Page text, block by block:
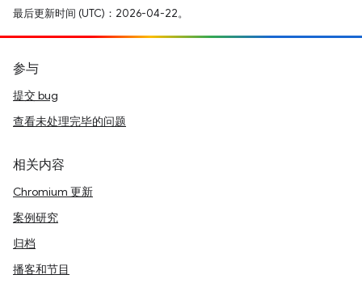
最后更新时间 (UTC)：2026-04-22。
参与
提交 bug
查看未处理完毕的问题
相关内容
Chromium 更新
案例研究
归档
播客和节目